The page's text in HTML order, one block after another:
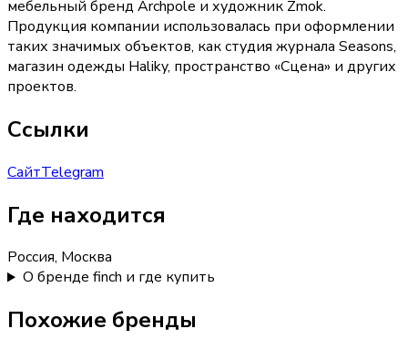
мебельный бренд Archpole и художник Zmok.
Продукция компании использовалась при оформлении
таких значимых объектов, как студия журнала Seasons,
магазин одежды Haliky, пространство «Сцена» и других
проектов.
Ссылки
СайтTelegram
Где находится
Россия, Москва
О бренде finch и где купить
Похожие бренды